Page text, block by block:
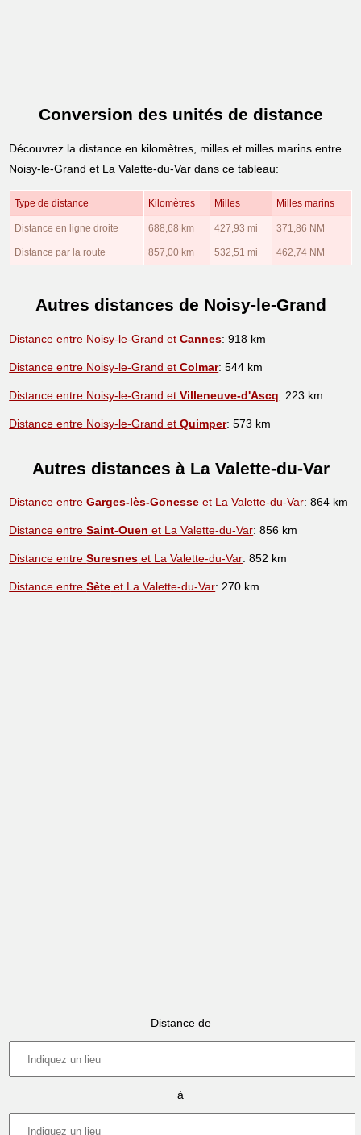
Conversion des unités de distance
Découvrez la distance en kilomètres, milles et milles marins entre
Noisy-le-Grand et La Valette-du-Var dans ce tableau:
Type de distance Kilomètres Milles Milles marins
Distance en ligne droite 688,68 km 427,93 mi 371,86 NM
Distance par la route 857,00 km 532,51 mi 462,74 NM
Autres distances de Noisy-le-Grand
Distance entre Noisy-le-Grand etCannes: 918 km
Distance entre Noisy-le-Grand etColmar: 544 km
Distance entre Noisy-le-Grand etVilleneuve-d'Ascq: 223 km
Distance entre Noisy-le-Grand etQuimper: 573 km
Autres distances à La Valette-du-Var
Distance entreGarges-lès-Gonesse et La Valette-du-Var: 864 km
Distance entreSaint-Ouen et La Valette-du-Var: 856 km
Distance entreSuresnes et La Valette-du-Var: 852 km
Distance entreSète et La Valette-du-Var: 270 km
Distance de
à